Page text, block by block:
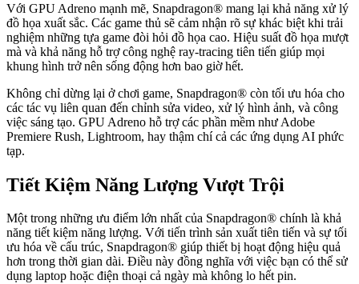
Với GPU Adreno mạnh mẽ, Snapdragon® mang lại khả năng xử lý
đồ họa xuất sắc. Các game thủ sẽ cảm nhận rõ sự khác biệt khi trải
nghiệm những tựa game đòi hỏi đồ họa cao. Hiệu suất đồ họa mượt
mà và khả năng hỗ trợ công nghệ ray-tracing tiên tiến giúp mọi
khung hình trở nên sống động hơn bao giờ hết.
Không chỉ dừng lại ở chơi game, Snapdragon® còn tối ưu hóa cho
các tác vụ liên quan đến chỉnh sửa video, xử lý hình ảnh, và công
việc sáng tạo. GPU Adreno hỗ trợ các phần mềm như Adobe
Premiere Rush, Lightroom, hay thậm chí cả các ứng dụng AI phức
tạp.
Tiết Kiệm Năng Lượng Vượt Trội
Một trong những ưu điểm lớn nhất của Snapdragon® chính là khả
năng tiết kiệm năng lượng. Với tiến trình sản xuất tiên tiến và sự tối
ưu hóa về cấu trúc, Snapdragon® giúp thiết bị hoạt động hiệu quả
hơn trong thời gian dài. Điều này đồng nghĩa với việc bạn có thể sử
dụng laptop hoặc điện thoại cả ngày mà không lo hết pin.